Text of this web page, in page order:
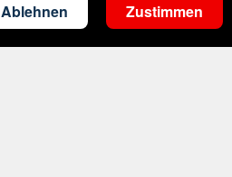
Ablehnen Zustimmen